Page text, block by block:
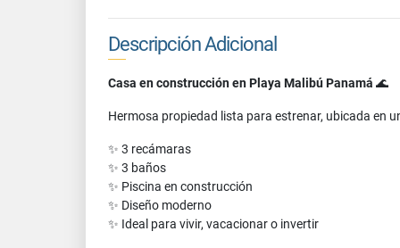
Descripción Adicional
Casa en construcción en Playa Malibú Panamá 🌊
Hermosa propiedad lista para estrenar, ubicada en
✨ 3 recámaras
✨ 3 baños
✨ Piscina en construcción
✨ Diseño moderno
✨ Ideal para vivir, vacacionar o invertir